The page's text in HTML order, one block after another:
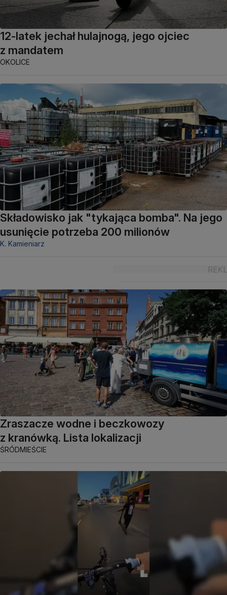
12-latek jechał hulajnogą, jego ojciec
z mandatem
OKOLICE
Składowisko jak "tykająca bomba". Na jego
usunięcie potrzeba 200 milionów
K. Kamieniarz
Zraszacze wodne i beczkowozy
z kranówką. Lista lokalizacji
ŚRÓDMIEŚCIE